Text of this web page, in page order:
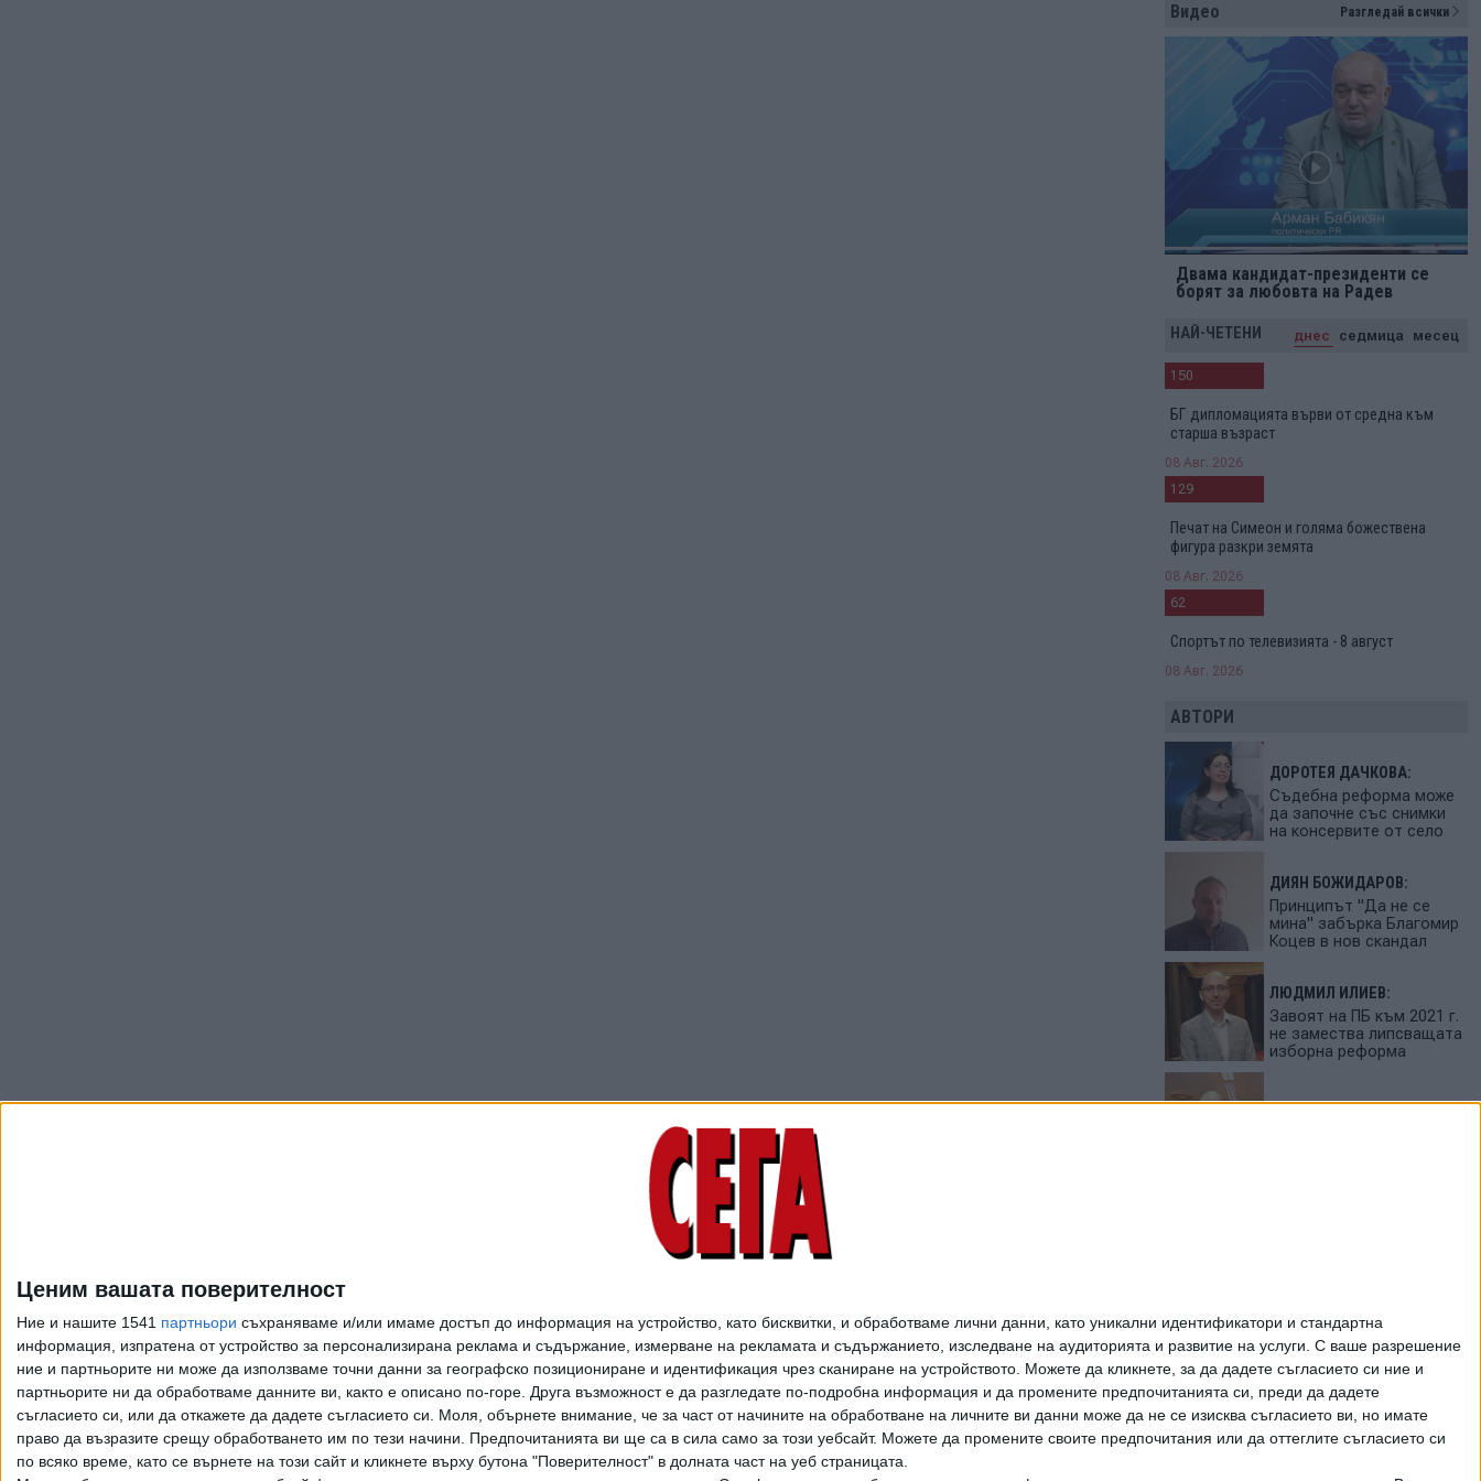
Ценим вашата поверителност
Ние и нашите 1541 партньори съхраняваме и/или имаме достъп до информация на устройство, като бисквитки, и обработваме лични данни, като уникални идентификатори и стандартна
информация, изпратена от устройство за персонализирана реклама и съдържание, измерване на рекламата и съдържанието, изследване на аудиторията и развитие на услуги. С ваше разрешение
ние и партньорите ни може да използваме точни данни за географско позициониране и идентификация чрез сканиране на устройството. Можете да кликнете, за да дадете съгласието си ние и
партньорите ни да обработваме данните ви, както е описано по-горе. Друга възможност е да разгледате по-подробна информация и да промените предпочитанията си, преди да дадете
съгласието си, или да откажете да дадете съгласието си.
Моля, обърнете внимание, че за част от начините на обработване на личните ви данни може да не се изисква съгласието ви, но имате
право да възразите срещу обработването им по тези начини. Предпочитанията ви ще са в сила само за този уебсайт. Можете да промените своите предпочитания или да оттеглите съгласието си
по всяко време, като се върнете на този сайт и кликнете върху бутона "Поверителност" в долната част на уеб страницата.
Видео Разгледай всички
Двама кандидат-президенти се
борят за любовта на Радев
НАЙ-ЧЕТЕНИ днес седмица месец
150
БГ дипломацията върви от средна към
старша възраст
08 Авг. 2026
129
Печат на Симеон и голяма божествена
фигура разкри земята
08 Авг. 2026
62
Спортът по телевизията - 8 август
08 Авг. 2026
АВТОРИ
ДОРОТЕЯ ДАЧКОВА:
Съдебна реформа може
да започне със снимки
на консервите от село
ДИЯН БОЖИДАРОВ:
Принципът "Да не се
мина" забърка Благомир
Коцев в нов скандал
ЛЮДМИЛ ИЛИЕВ:
Завоят на ПБ към 2021 г.
не замества липсващата
изборна реформа